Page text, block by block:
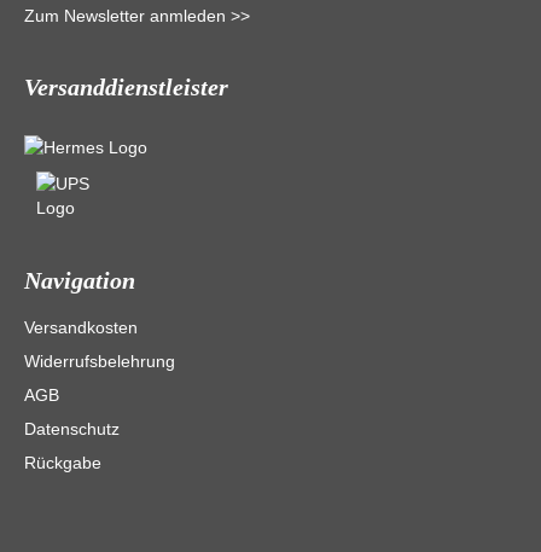
Zum Newsletter anmleden >>
Versanddienstleister
Navigation
Versandkosten
Widerrufsbelehrung
AGB
Datenschutz
Rückgabe